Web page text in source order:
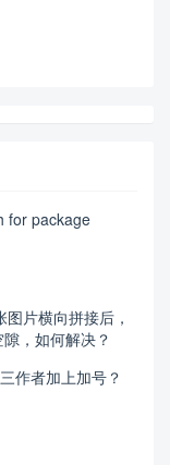
for package
片横向拼接后，
，如何解决？
作者加上加号？